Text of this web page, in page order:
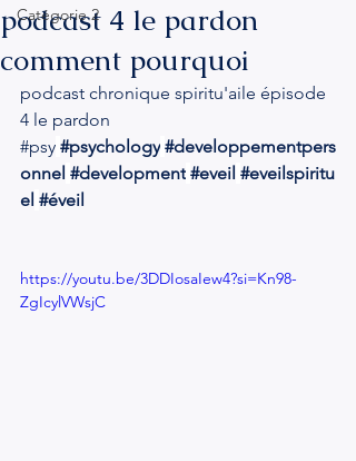
Catégorie 2
podcast 4 le pardon
comment pourquoi
podcast chronique spiritu'aile épisode
4 le pardon
#psy #psychology #developpementpers
onnel #development #eveil #eveilspiritu
el #éveil
https://youtu.be/3DDIosaIew4?si=Kn98-
ZgIcylVWsjC